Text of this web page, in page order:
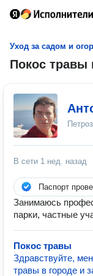
Уход за садом и
Покос травы
В сети 1 нед. назад
Паспорт
Занимаюсь
парки, частные
Покос травы
Здравствуйте,
травы в городе и